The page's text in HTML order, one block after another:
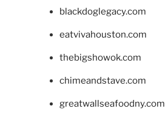
blackdoglegacy.com
eatvivahouston.com
thebigshowok.com
chimeandstave.com
greatwallseafoodny.com